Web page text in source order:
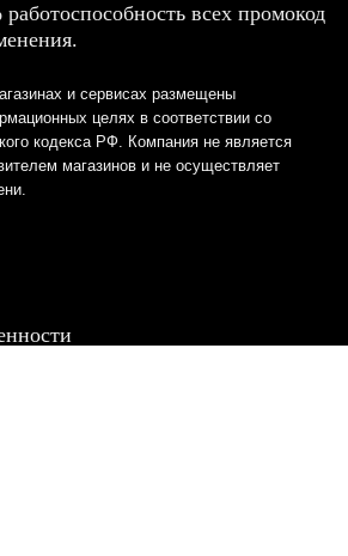
всех промокод
и сервисах размещены
целях в соответствии со
кодекса РФ. Компания не является
магазинов и не осуществляет